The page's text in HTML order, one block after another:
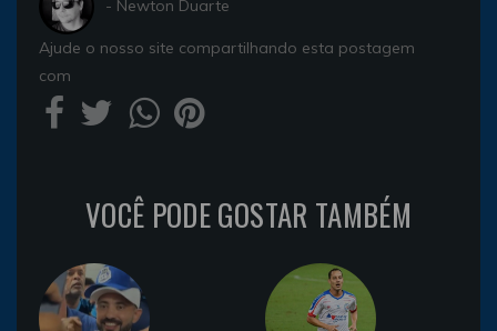
- Newton Duarte
Ajude o nosso site compartilhando esta postagem
com
VOCÊ PODE GOSTAR TAMBÉM